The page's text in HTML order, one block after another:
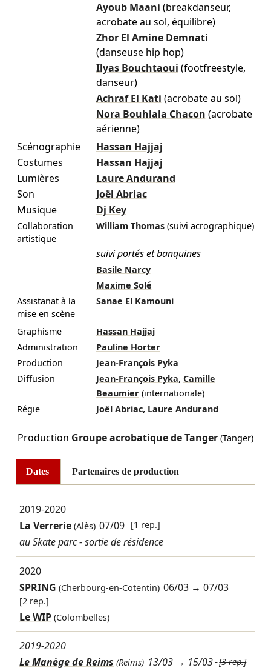
Ayoub Maani (breakdanseur,
acrobate au sol, équilibre)
Zhor El Amine Demnati
(danseuse hip hop)
Ilyas Bouchtaoui (footfreestyle,
danseur)
Achraf El Kati (acrobate au sol)
Nora Bouhlala Chacon (acrobate
aérienne)
Scénographie
Hassan Hajjaj
Costumes
Hassan Hajjaj
Lumières
Laure Andurand
Son
Joël Abriac
Musique
Dj Key
Collaboration
artistique
William Thomas (suivi acrographique)
suivi portés et banquines
Basile Narcy
Maxime Solé
Assistanat à la
mise en scène
Sanae El Kamouni
Graphisme
Hassan Hajjaj
Administration
Pauline Horter
Production
Jean-François Pyka
Diffusion
Jean-François Pyka, Camille
Beaumier (internationale)
Régie
Joël Abriac, Laure Andurand
Production Groupe acrobatique de Tanger(Tanger)
Dates Partenaires de production
2019-2020
La Verrerie(Alès) 07/09 [1 rep.]
au Skate parc - sortie de résidence
2020
SPRING (Cherbourg-en-Cotentin) 06/03 →07/03
[2 rep.]
Le WIP (Colombelles)
2019-2020
Le Manège de Reims(Reims) 13/03→15/03 [3 rep.]